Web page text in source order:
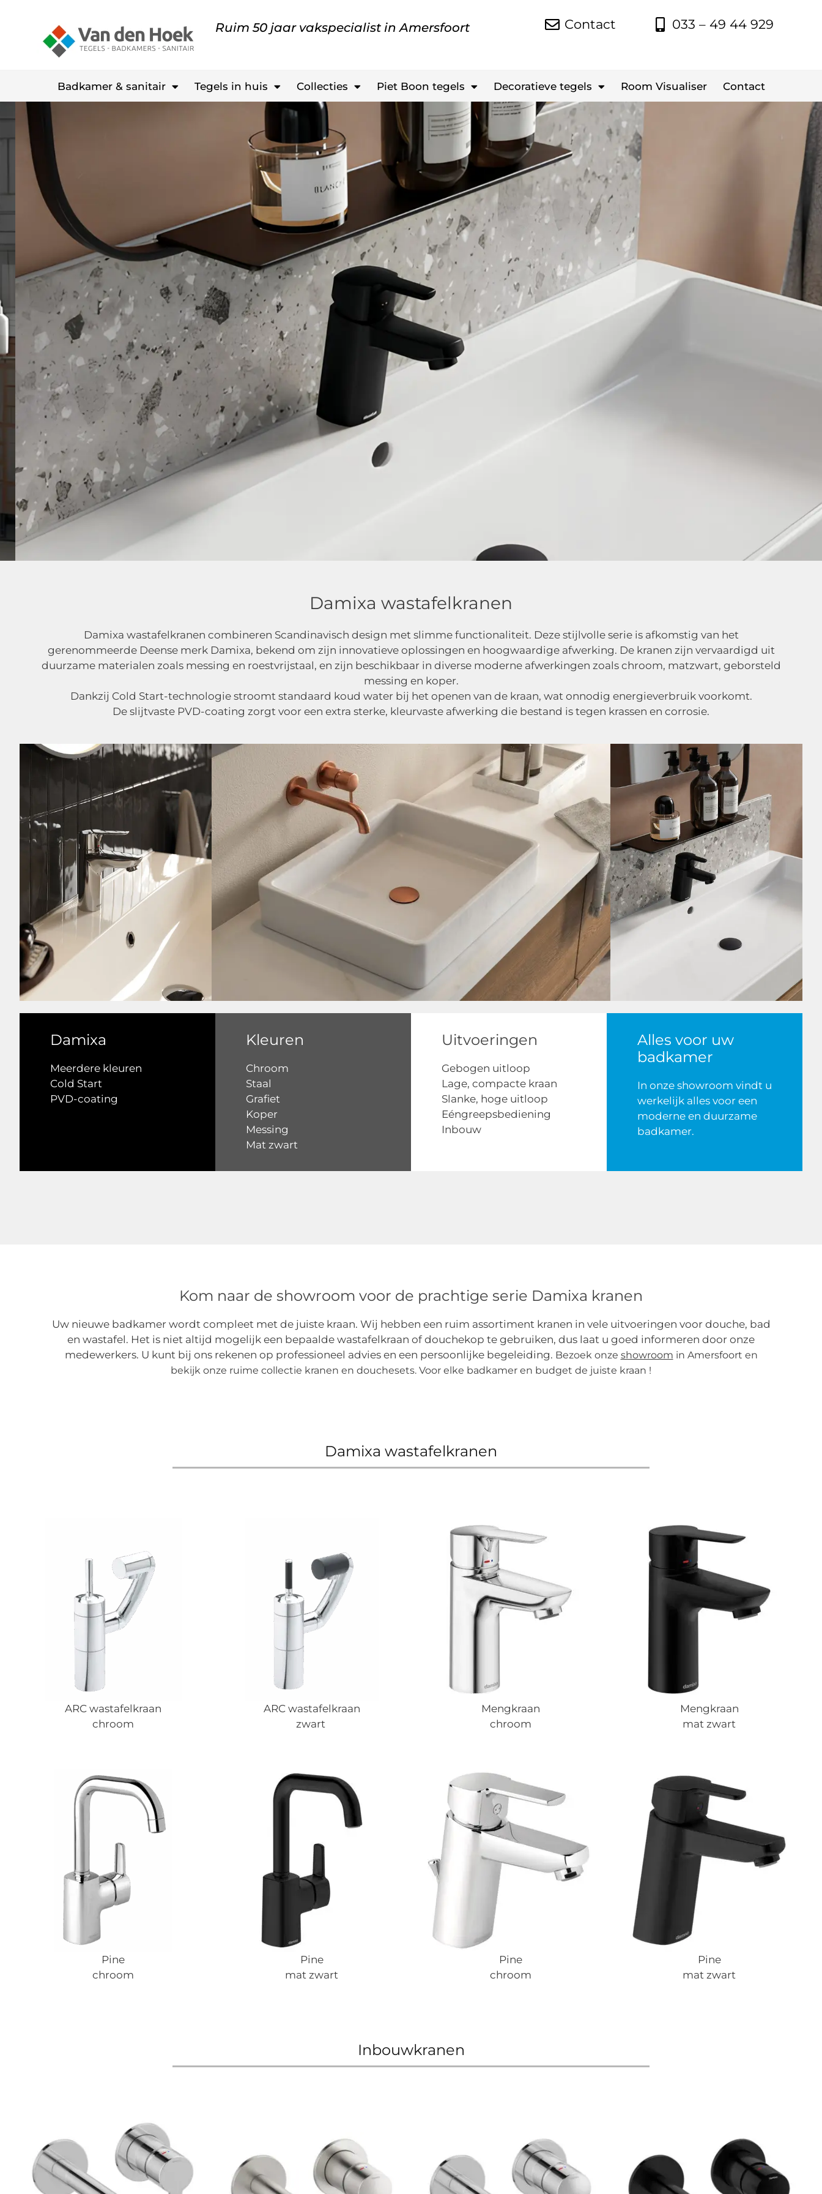
Ruim 50 jaar vakspecialist in Amersfoort Contact 033 – 49 44 929
Badkamer & sanitair Tegels in huis Collecties Piet Boon tegels Decoratieve tegels Room Visualiser Contact
Damixa wastafelkranen
Damixa wastafelkranen combineren Scandinavisch design met slimme functionaliteit. Deze stijlvolle serie is afkomstig van het
gerenommeerde Deense merk Damixa, bekend om zijn innovatieve oplossingen en hoogwaardige afwerking. De kranen zijn vervaardigd uit
duurzame materialen zoals messing en roestvrijstaal, en zijn beschikbaar in diverse moderne afwerkingen zoals chroom, matzwart, geborsteld
messing en koper.
Dankzij Cold Start-technologie stroomt standaard koud water bij het openen van de kraan, wat onnodig energieverbruik voorkomt.
De slijtvaste PVD-coating zorgt voor een extra sterke, kleurvaste afwerking die bestand is tegen krassen en corrosie.
Damixa
Meerdere kleuren
Cold Start
PVD-coating
Kleuren
Chroom
Staal
Grafiet
Koper
Messing
Mat zwart
Uitvoeringen
Gebogen uitloop
Lage, compacte kraan
Slanke, hoge uitloop
Eéngreepsbediening
Inbouw
Alles voor uw
badkamer
In onze showroom vindt u
werkelijk alles voor een
moderne en duurzame
badkamer.
Kom naar de showroom voor de prachtige serie Damixa kranen
Uw nieuwe badkamer wordt compleet met de juiste kraan. Wij hebben een ruim assortiment kranen in vele uitvoeringen voor douche, bad
en wastafel. Het is niet altijd mogelijk een bepaalde wastafelkraan of douchekop te gebruiken, dus laat u goed informeren door onze
medewerkers. U kunt bij ons rekenen op professioneel advies en een persoonlijke begeleiding. Bezoek onze showroom in Amersfoort en
bekijk onze ruime collectie kranen en douchesets. Voor elke badkamer en budget de juiste kraan !
Damixa wastafelkranen
ARC wastafelkraan
chroom
ARC wastafelkraan
zwart
Mengkraan
chroom
Mengkraan
mat zwart
Pine
chroom
Pine
mat zwart
Pine
chroom
Pine
mat zwart
Inbouwkranen